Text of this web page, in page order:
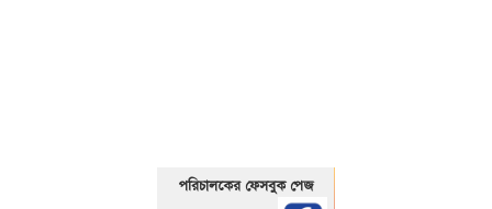
পরিচালকের ফেসবুক পেজ